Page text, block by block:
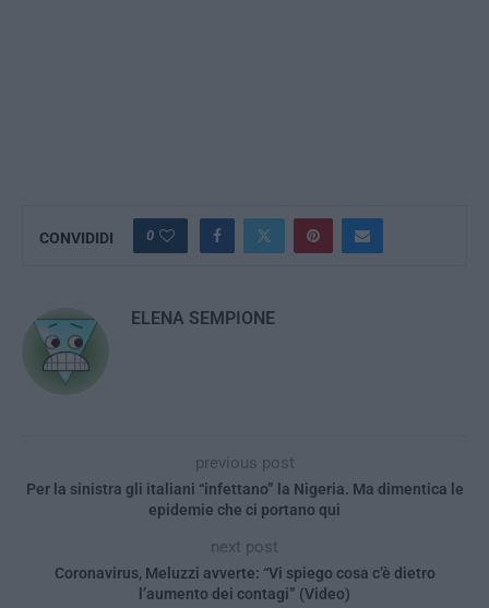
CONVIDIDI 0
ELENA SEMPIONE
previous post
Per la sinistra gli italiani “infettano” la Nigeria. Ma dimentica le
epidemie che ci portano qui
next post
Coronavirus, Meluzzi avverte: “Vi spiego cosa c’è dietro
l’aumento dei contagi” (Video)